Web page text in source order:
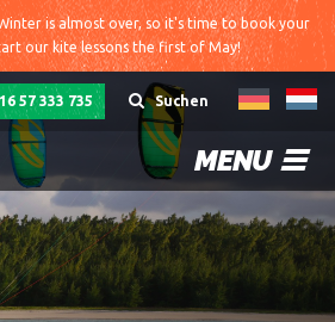
is almost over, so it's time to book your
our kite lessons the first of May!
Suchen
57 333 735
MENU